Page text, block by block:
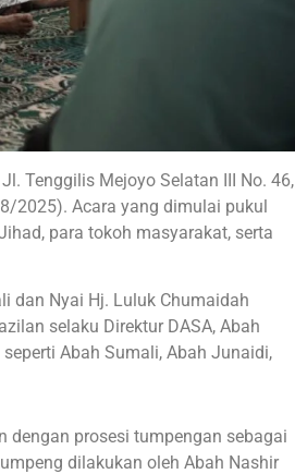
Tenggilis Mejoyo Selatan III No. 46,
2025). Acara yang dimulai pukul
para tokoh masyarakat, serta
dan Nyai Hj. Luluk Chumaidah
selaku Direktur DASA, Abah
Abah Sumali, Abah Junaidi,
dengan prosesi tumpengan sebagai
dilakukan oleh Abah Nashir